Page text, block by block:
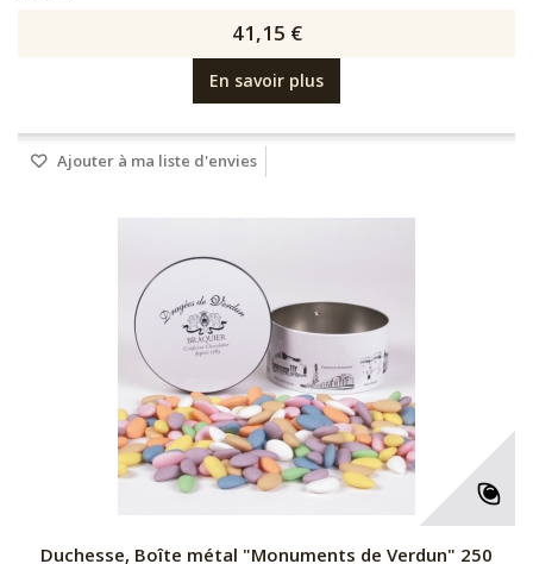
41,15 €
En savoir plus
Ajouter à ma liste d'envies
Duchesse, Boîte métal "Monuments de Verdun" 250